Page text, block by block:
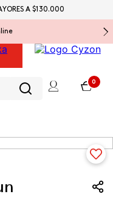
0
A $130.000